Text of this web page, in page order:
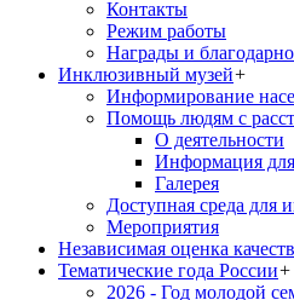
Контакты
Режим работы
Награды и
Инклюзивный музей+
Информирование
Помощь людям с
О деятельности
Информация
Галерея
Доступная среда для
Мероприятия
Независимая оценка
Тематические года России+
2026 - Год молодой